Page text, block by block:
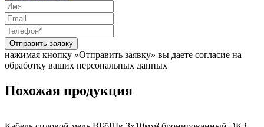
Отправить заявку
нажимая кнопку «Отправить заявку» вы даете согласие на
обработку ваших персональных данных
Похожая продукция